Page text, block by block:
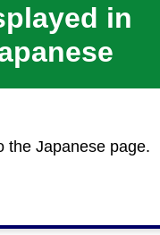
in
the Japanese page.